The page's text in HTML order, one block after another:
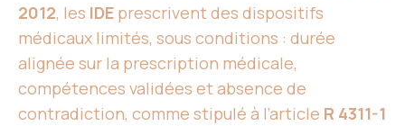
2012, les IDE prescrivent des dispositifs
médicaux limités, sous conditions : durée
alignée sur la prescription médicale,
compétences validées et absence de
contradiction, comme stipulé à l’article R 4311-1